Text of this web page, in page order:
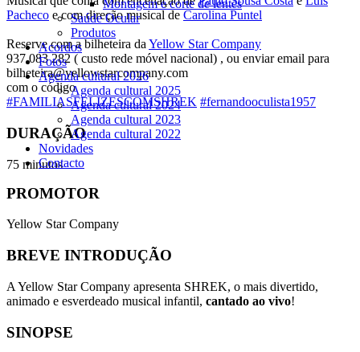
Montagem e corte de lentes
Saúde Ocular
Produtos
Acordos
Fotos
Agenda cultural 2026
Agenda cultural 2025
Agenda cultural 2024
Agenda cultural 2023
Agenda cultural 2022
Novidades
Contacto
Pacheco e com direção musical de Carolina Puntel
Reserve com a bilheteira da Yellow Star Company
937 083 282 ( custo rede móvel nacional) , ou enviar email para
bilheteira@yellowstarcompany.com
com o código
#FAMILIASFELIZESCOMSHREK #fernandooculista1957
DURAÇÃO
75 minutos
PROMOTOR
Yellow Star Company
BREVE INTRODUÇÃO
A Yellow Star Company apresenta SHREK, o mais divertido,
animado e esverdeado musical infantil, cantado ao vivo!
SINOPSE